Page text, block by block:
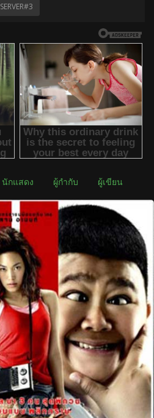
SERVER#3
นักแสดง ผู้กำกับ ผู้เขียน